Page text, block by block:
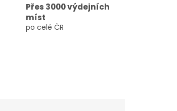
Přes 3000 výdejních
míst
po celé ČR